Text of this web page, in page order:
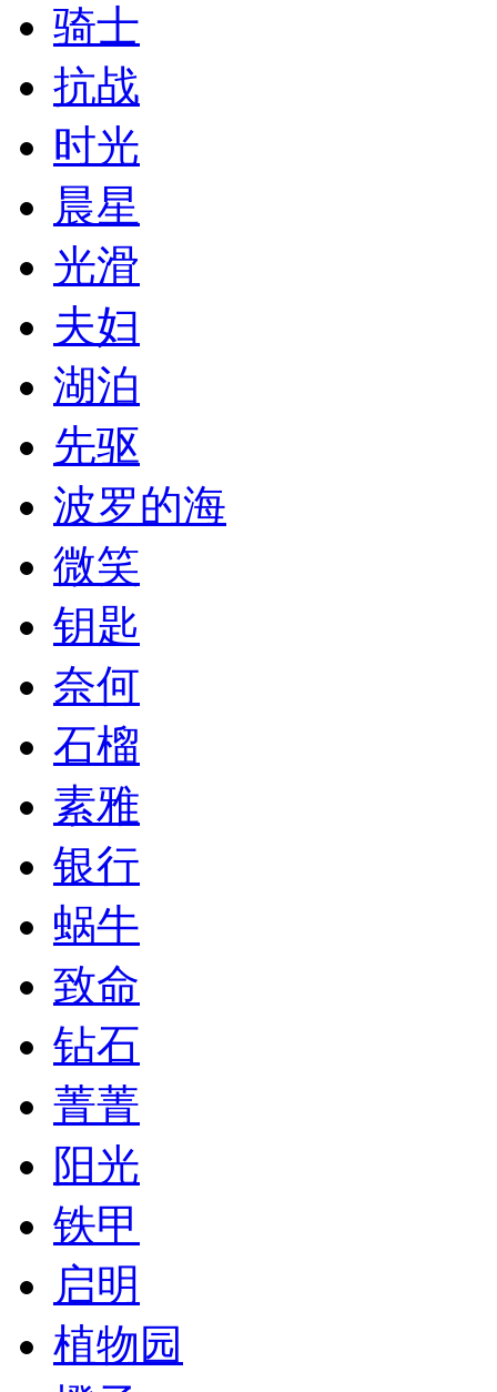
骑士
抗战
时光
晨星
光滑
夫妇
湖泊
先驱
波罗的海
微笑
钥匙
奈何
石榴
素雅
银行
蜗牛
致命
钻石
菁菁
阳光
铁甲
启明
植物园